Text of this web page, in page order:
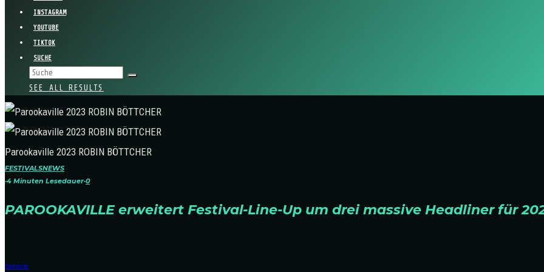
INSTAGRAM
YOUTUBE
TIKTOK
SUCHE
SEE ALL RESULTS
Parookaville 2023 ROBIN BÖTTCHER
FESTIVALSNEWS
·4 Minuten Lesedauer·0
PAROOKAVILLE erweitert Festival-Line-Up um drei massive Headliner für
Startseite